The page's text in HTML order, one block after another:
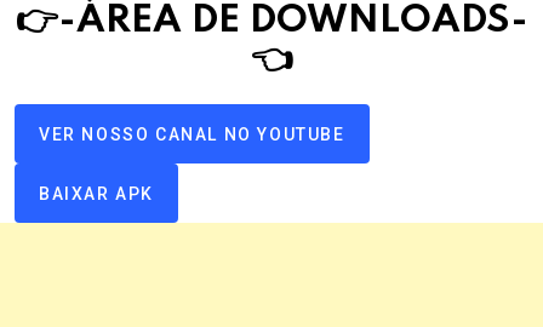
👉-ÁREA DE DOWNLOADS-
👈
VER NOSSO CANAL NO YOUTUBE
BAIXAR APK